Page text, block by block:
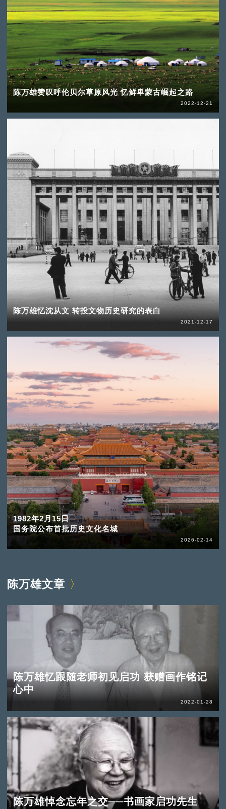
陈万雄赞叹呼伦贝尔草原风光 忆鲜卑蒙古崛起之路
2022-12-21
陈万雄忆沈从文 转投文物历史研究的表白
2021-12-17
1982年2月15日
国务院公布首批历史文化名城
2026-02-14
陈万雄文章
陈万雄忆跟随老师初见启功 获赠画作铭记
心中
2022-01-28
陈万雄悼念忘年之交──书画家启功先生